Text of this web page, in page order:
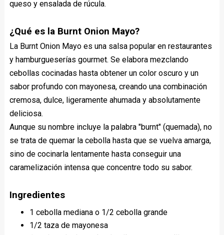
queso y ensalada de rúcula.
¿Qué es la Burnt Onion Mayo?
La Burnt Onion Mayo es una salsa popular en restaurantes
y hamburgueserías gourmet. Se elabora mezclando
cebollas cocinadas hasta obtener un color oscuro y un
sabor profundo con mayonesa, creando una combinación
cremosa, dulce, ligeramente ahumada y absolutamente
deliciosa.
Aunque su nombre incluye la palabra "burnt" (quemada), no
se trata de quemar la cebolla hasta que se vuelva amarga,
sino de cocinarla lentamente hasta conseguir una
caramelización intensa que concentre todo su sabor.
Ingredientes
1 cebolla mediana o 1/2 cebolla grande
1/2 taza de mayonesa